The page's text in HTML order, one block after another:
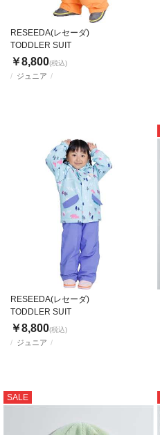
ジュニア
RESEEDA(レセーダ)
TODDLER SUIT
￥8,800(税込)
ジュニア
RESEEDA(レセーダ)
TODDLER SUIT
￥8,800(税込)
SALE